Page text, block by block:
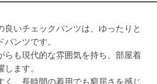
いチェックパンツは、ゆったりと
ンツです。
らも現代的な雰囲気を持ち、部屋着
ます。
く、長時間の着用でも窮屈さを感じ